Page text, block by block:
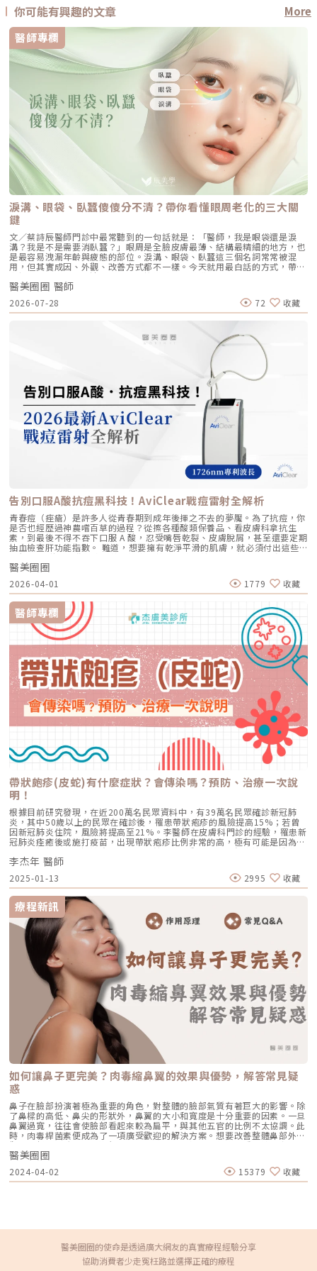
你可能有興趣的文章
More
醫師專欄
淚溝、眼袋、臥蠶傻傻分不清？帶你看懂眼周老化的三大關
鍵
文／蔡詩辰醫師門診中最常聽到的一句話就是：「醫師，我是眼袋還是淚
溝？我是不是需要消臥蠶？」眼周是全臉皮膚最薄、結構最精細的地方，也
是最容易洩漏年齡與疲態的部位。淚溝、眼袋、臥蠶這三個名詞常常被混
用，但其實成因、外觀、改善方式都不一樣。今天就用最白話的方式，帶大
家把眼周問題一次分清楚。一、先搞懂差異：淚溝、眼袋、臥蠶是什麼？臥
蠶臥蠶是下眼瞼靠近睫毛處的一小條肌肉（眼輪匝肌），微笑或瞇眼時會鼓
起，讓眼神看起來更有神、更年輕俏皮。臥蠶是「肌肉」，面無表情時通常
不明顯。眼袋眼袋則是下眼瞼的脂肪因為老化、韌帶鬆弛而向外膨出，就算
面無表情也看得到，從側面看會有明顯的突出感，是讓人顯老的主因之一。
間的韌帶牽引所造成的凹陷。淚溝本身多半和「凹陷」有關，而不是脂肪膨
出，因此和眼袋的處理邏輯完全不同，淚溝要「填補」，眼袋常需要「移除
或重新分布脂肪」。很多人以為自己眼袋很嚴重，其實只是淚溝太深，光影
對比之下讓下眼瞼看起來浮腫，這也是門診中最常被誤判的狀況。二、為什
麼會出現淚溝與眼袋？淚溝的成因可分為兩種： 先天性：眼皮較薄、韌帶
較緊的人，年輕時就可能有淚溝。 後天老化：隨著年齡增長，眼周脂肪流
失或位移、骨膜支撐力下降，淚溝會更加明顯。眼袋的成因則多與眼窩隔膜
鬆弛有關，脂肪失去支撐向前膨出，加上熬夜、過敏、鹽分攝取過多造成的
水腫，都會讓眼袋看起來更嚴重。三、該如何改善淚溝與眼袋？治療前，最
重要的是先分辨問題根源，才不會「補錯地方」或「白挨一刀」。非侵入式
微整療程針對單純的淚溝凹陷，玻尿酸填補是目前臨床上最常見、恢復期最
短的方式，透過精準劑量與注射層次，把凹陷的部位「墊平」，讓眼周恢復
平滑。手術矯正如果是脂肪膨出明顯的眼袋，或合併皮膚鬆弛，玻尿酸就無
法解決根本問題，這時可能需要透過眼袋手術（內開或外開），將多餘脂肪
重新分布或移除，同時緊緻皮膚。複合式治療臨床上很多人並非單一問題，
才會自然、不顯突兀。四、淚溝填補推薦：保柔緹玻尿酸在淚溝的玻尿酸選
擇上，我個人在門診中經常使用保柔緹（Belotero）玻尿酸。保柔緹的特色
在於質地細緻、延展性佳，注射後能均勻融入組織、服貼度高，比較不容易
出現局部凸起或泛藍（Tyndall effect）的狀況，特別適合眼下這種皮膚
薄、活動度高的精細部位。搭配正確的注射層次與劑量控制，保柔緹可以讓
淚溝呈現自然的填補效果，摸起來也偏柔軟，不會有明顯的異物感，是許多
想改善淚溝、卻擔心「一眼看出來有打針」的求美者的優先選擇。最後想提
醒大家醫療從來不是單純的商業交易，任何療程都伴隨著風險與個體差異。
淚溝、眼袋、臥蠶的處理方式因人而異，建議實際回診讓醫師評估你的眼周
結構、皮膚狀況與老化程度，才能規劃出最適合、最自然的改善方案。如果
你也有眼周困擾，歡迎回診諮詢，一起找回明亮有神的眼神。
醫美圈圈 醫師
2026-07-28 72 收藏
告別口服A酸抗痘黑科技！AviClear戰痘雷射全解析
青春痘（痤瘡）是許多人從青春期到成年後揮之不去的夢魘。為了抗痘，你
是否也經歷過神農嚐百草的過程？從擦各種酸類保養品、看皮膚科拿抗生
素，到最後不得不吞下口服 A 酸，忍受嘴唇乾裂、皮膚脫屑，甚至還要定期
抽血檢查肝功能指數。 難道，想要擁有乾淨平滑的肌膚，就必須付出這些
代價嗎？ 隨著醫學美容科技的進步，抗痘治療終於迎來了劃時代的突破。
全球首款獲得美國 FDA 認證，專門針對「皮脂腺」進行治療的 AviClear 戰
痘雷射 正式問世。它主打不需依賴藥物、無嚴重副作用，透過專利
1726nm 波長雷射，從根源「關閉」過度活躍的皮脂腺。 這篇文章將帶你
全面深入了解 AviClear 戰痘雷射的作用原理、與傳統治療的差異、療程細
節以及真實的術後效果，幫助你評估這項抗痘黑科技是否適合自己。為什麼
痘痘總是反覆發作？看懂萬惡之源「皮脂腺」在認識 AviClear 戰痘雷射之
前，我們必須先了解痘痘（痤瘡）究竟是怎麼形成。青春痘的生成機制主要
包含四大關鍵： 皮脂分泌過盛：受到賀爾蒙、壓力、飲食或基因影響，皮
脂腺製造出過多的油脂。 毛囊角化異常：老廢角質無法正常代謝，與油脂
混合後堵塞毛孔，形成粉刺。 痤瘡桿菌增生：堵塞的無氧毛孔成為痤瘡桿
菌（C. acnes）的溫床，細菌大量繁殖。 發炎反應：細菌代謝物引發免疫
反應，導致紅腫、化膿，形成嚴重的囊腫型或膿皰型痘痘。在這四個環節
中，「皮脂分泌過盛」是啟動後續一連串災難的開關。傳統的治療方式，如
抗生素主要針對殺菌；外用酸類主要針對去角質。唯有口服 A 酸能夠有效抑
制皮脂腺分泌，這也是為什麼口服 A 酸過去被視為治療嚴重痘痘的終極武
器。然而，口服 A 酸伴隨著全身性的副作用。而 AviClear 戰痘雷射的誕
生，就是為了一次解決這個痛點：我們能不能在不吃藥的情況下，精準且長
效地控制皮脂腺？什麼是 AviClear 戰痘雷射？解密 1726nm 的物理奇蹟
AviClear 戰痘雷射是一台利用特定波長光能來治療痤瘡的醫療儀器。它的核
心技術在於突破性的1726nm 波長雷射。1. 為什麼是 1726nm 波長？「專
吃油脂」的標靶治療在雷射醫學中，不同的波長會被不同的目標物（如黑色
素、血紅素、水分）吸收。1726nm 這個波長非常特殊，它在人體組織
中，被皮脂（油脂）吸收的效率，大約是被水分吸收的 2 倍。當 AviClear
的雷射光束打入真皮層時，能量會精準地被富含油脂的「皮脂腺」大量吸
收，進而產生熱能。這些熱能會破壞過度活躍的皮脂腺細胞，變得萎縮、分
泌量大幅下降。當沒有過多的油脂，毛孔就不易堵塞，痤瘡桿菌也失去了生
存的養分，痘痘自然就失去了生長的溫床。2. AviCool™ 藍寶石冷卻系統：
保護表皮，大幅提升舒適度既然要用熱能破壞深層的皮脂腺，表皮會不會被
燙傷？這正是 AviClear 的另一項核心專利。機器配備了專屬的 AviCool™
藍寶石接觸式冷卻系統。在雷射擊發前、擊發中與擊發後，冷卻系統會持續
將表皮溫度維持在安全的低溫狀態。這不僅能防止表皮熱傷害、避免術後反
黑，更大幅降低了療程中的痛感，讓患者在不需要敷麻藥的情況下（視個人
耐受度而定），也能順利完成治療。AviClear 戰痘雷射 vs. 藍雷射與傳統療
法：抗痘金大PK過去我們面對嚴重的青春痘，「吞口服A酸」幾乎是唯一的
終極解方。然而，隨著光電科技的突破，現代的醫美抗痘已經邁入了「精準
破壞皮脂腺」的新紀元。目前市面上討論度最高的兩大抗痘黑科技，分別是
AviClear 戰痘雷射與 CAPRI 藍雷射。雖然兩者都主打不吃藥、從根源控
油，但在波長與作用機制上卻有著根本的差異。我們該如何選擇？它們與傳
統的口服A酸又有什麼不同？以下為您全面解析。頂尖對決：AviClear 戰痘
雷射 vs. CAPRI 藍雷射這兩款都是目前熱門的無藥物抗痘雷射，雖然目標一
致，但「作戰策略」卻截然不同：1. AviClear 戰痘雷射（1726nm）：專
注皮脂腺的「源頭阻斷」作用原理：搭載專利 1726nm 波長，具備極高的
「油脂專一性」，能穿透皮膚精準鎖定並加熱肥大的皮脂腺，使其萎縮。核
心強項：直接從源頭切斷出油量並破壞痘痘的生長環境，主打極長效的抗痘
與控油效果，非常適合追求長期穩定膚況、不想依賴藥物的人。2. CAPRI
藍雷射（1450nm + 450nm）：控油＋殺菌的「雙效複合」作用原理：結
合 1450nm 的熱能來縮減皮脂腺（控油），同時搭配 450nm 藍光直接消
滅表皮的痤瘡桿菌（殺菌）。核心強項：雙管齊下，對於臉上正在急性發
炎、紅腫的痘痘，具有極佳的立即退紅與消炎效果，適合需要快速壓制大面
積發炎的患者。3. 傳統終極武器：口服A酸（Isotretinoin）作用原理：屬
於全身性的系統性治療。它能全面抑制皮脂腺分泌、使皮脂腺萎縮，同時促
進毛囊正常角化，並大幅減少發炎反應與痤瘡桿菌增生。核心強項：能夠一
次打擊痘痘的四大成因，對於嚴重型、結節囊腫型痘痘，或是對其他治療
（包含抗生素、外用藥膏）無效的頑固型痘痘，具有極高的治癒率與長效
性。需注意事項：伴隨較明顯的副作用，最常見包含嘴唇乾裂、皮膚乾燥脫
皮、眼睛乾澀等。此外，孕婦絕對禁用（具致畸胎性），療程期間需配合醫
師定期抽血監測肝功能與血脂，且通常需持續服用數個月至一年以上以達到
標準的累積劑量。CAPRI 藍雷射與 AviClear 戰痘雷射最主要的差異，在於
「雷射波長」與「對油脂的吸收破壞力」。簡單來說，藍雷射主打「控油加
殺菌」的雙效機制，適合用來對付輕中度的痘痘與毛孔粗大問題；而
1726nm 的戰痘雷射則是專為「阻斷皮脂腺」而生，能精準且深度地破壞
出油源頭，因此更適合用來拯救中重度發炎、滿臉油光，以及長年反覆發作
的頑固型痘痘肌。誰最適合打 AviClear 戰痘雷射？如果符合以下任一情
孕婦本身基於安全考量，雷射療程前仍須經醫師評估）。 滿臉油光、毛孔
粗大者：即使目前沒有嚴重的發炎痘痘，但深受「中東油田」困擾，希望從
根本減少出油量的人。 作息不正常、壓力型成人痘：針對因為熬夜、壓力
大導致賀爾蒙波動，進而反覆在下巴、兩頰爆發的成人痘，精準破壞皮脂腺
醫美圈圈
2026-04-01 1779 收藏
醫師專欄
帶狀皰疹(皮蛇)有什麼症狀？會傳染嗎？預防、治療一次說
明！
根據目前研究發現，在近200萬名民眾資料中，有39萬名民眾確診新冠肺
炎，其中50歲以上的民眾在確診後，罹患帶狀疱疹的風險提高15%；若曾
因新冠肺炎住院，風險將提高至21%。李醫師在皮膚科門診的經驗，罹患新
冠肺炎痊癒後或施打疫苗，出現帶狀疱疹比例非常的高，極有可能是因為新
冠病毒與新冠疫苗過於強大，免疫系統需要出動大量免疫細胞協助製造對付
新冠病毒的抗體，導致全身整體免疫力下降，因此讓伺機而動的帶狀疱疹病
毒，找到機會突破防線。（圖／杰膚美診所-李杰年醫師提供）究竟每個人
終其一生有三分之一機率得到的帶狀疱疹是什麼?它有什麼症狀?又有什麼可
怕的併發症? 今天就來跟大家說明。什麼是帶狀皰疹(皮蛇)?帶狀皰疹
（Herpes zoster）俗稱皮蛇(shingles)，是由水痘病毒（Varicella zoster
virus）引發的疾病，小水痘病毒首次進入身體後，會先在淋巴結複製，接
著進入肝臟、脾臟，再侵犯到全身。皮膚水泡與紅疹，通常從頭、頸部開始
出現，再蔓延到軀幹。康復之後，水痘病毒會跑進脊椎的「背根神經節」永
久潛伏，所以沒長過水痘的人，不會感染帶狀皰疹。一旦秋冬氣溫下降，或
是身體免疫力降低，像是：心理壓力大、受重大外傷、發燒免疫力低下
（如：血癌、淋巴癌等癌症、器官移植患者）使用影響免疫力的藥物（如：
癌症化療、放射線治療、類固醇、免疫抑制劑等）病毒就會再活化，成為帶
狀皰疹。帶狀皰疹(皮蛇)症狀有哪些？帶狀皰疹初期症狀不明顯，所以常常
有患者誤以為是肌肉、神經或腹部疼痛到其他科別就診，初期最常見的是身
體或臉部單側的症狀有：紅腫、痠麻、發癢，2-4天才會出現皮膚紅疹，接
下來會進展成水泡、再進展為膿泡，中期則會有類似燒燙傷的脫皮，最後慢
慢變乾、結痂癒合。不過最讓人困擾的，還是帶狀皰疹留下的併發症:1. 神
經痛這是最常見，因為病毒初期破壞神經，而神經的修復比其他組織要來得
慢，若疼痛持續超過 4 個月，則稱為帶狀皰疹後神經痛(post-herpetic
neuralgia，PHN)，機率隨著年紀和初期症狀的嚴重度不同，疼痛的時間可
能長達好幾個月，嚴重的人甚至會長達數年。2. 繼發性細菌感染傷口照護不
佳，或者是免疫力較低的年長者，容易導致蜂窩性組織炎。3. 眼部併發症在
鼻尖、眼睛附近病毒可能蔓延至眼睛影響到三叉神經的眼支（ CNV1 ）引起
一連串眼睛疾患，如：結膜炎，角膜炎及葡萄膜（虹膜）炎等續發性細菌感
染，最嚴重可能導致青光眼及失明，所以若是侵犯到這周圍的帶狀皰疹，應
盡速尋求眼科醫師評估。4. 排泄功能障礙長在生殖器附近的帶狀皰疹擔心影
響薦神經叢（S2 ），可能引發膀胱無力、解不小便出來，有時伴隨便秘。
（圖／杰膚美診所-李杰年醫師提供）帶狀皰疹如何治療?在治療前，李醫師
這裡首先要釐清”還有病毒活躍”、”有皮膚未癒合傷口”以及 ”患部疼
痛難耐”這三個不同的概念，因為每個人的症狀跟病程都不同，治療方式也
會有所不同。病毒活躍:一般免疫力不要太差的成人，通常三到五天就能重
新建立對於病毒的壓制能力，這也就是為何口服或抗病毒藥物都建議在三到
五天之內投予才能縮短病程，如觀察到紅疹範圍不再擴大，就是身體已經壓
欄」
李杰年 醫師
2025-01-13 2995 收藏
療程新訊
如何讓鼻子更完美？肉毒縮鼻翼的效果與優勢，解答常見疑
惑
鼻子在臉部扮演著極為重要的角色，對整體的臉部氣質有著巨大的影響。除
了鼻樑的高低、鼻尖的形狀外，鼻翼的大小和寬度是十分重要的因素。一旦
鼻翼過寬，往往會使臉部看起來較為扁平，與其他五官的比例不太協調。此
時，肉毒桿菌素便成為了一項廣受歡迎的解決方案。想要改善整體鼻部外
觀，大部分常聽到的是進行隆鼻手術，但肉毒桿菌素作為一種快速、安全的
方式，同樣可以有效地修飾鼻型，達到調整五官比例的效果。單次肉毒桿菌
素療程即可明顯見效，讓臉部比例更加完美。肉毒桿菌素縮鼻翼的效果與優
勢是什麼？適用條件？小編彙整了讀者們最想要了解的常見問答，希望能幫
助大家更好地了解肉毒桿菌素縮鼻翼的相關資訊。完美鼻翼比例怎麼判斷？
不理想，常見的改善方式可分為兩大類： 微整形療程：如肉毒桿菌、玻尿
酸、注射填充物或鼻埋線，效果自然、恢復期短，適合希望微調的人。 侵
醫美圈圈
2024-04-02 15379 收藏
醫美圈圈的使命是透過廣大網友的真實療程經驗分享
協助消費者少走冤枉路並選擇正確的療程